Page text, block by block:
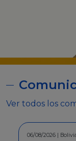
Ver todos los
30/07/2026 |